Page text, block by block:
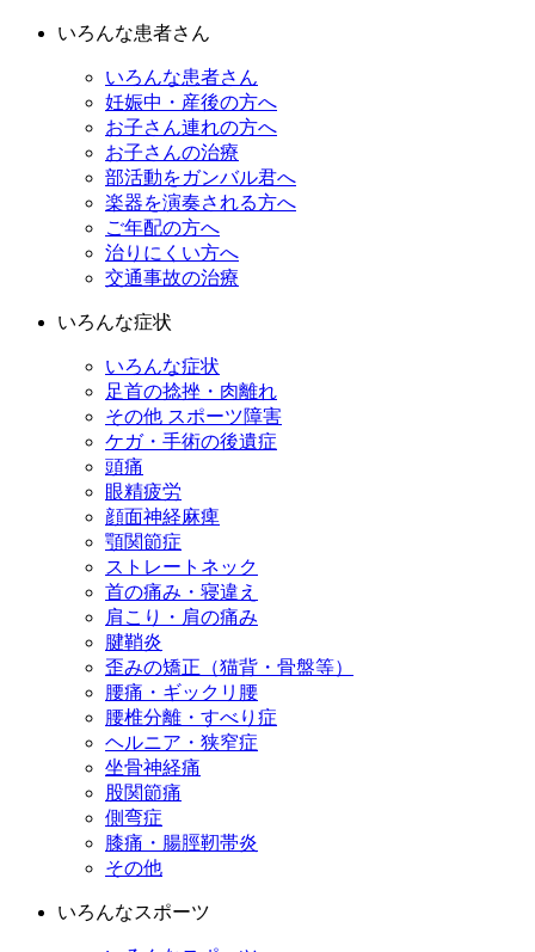
いろんな患者さん
いろんな患者さん
妊娠中・産後の方へ
お子さん連れの方へ
お子さんの治療
部活動をガンバル君へ
楽器を演奏される方へ
ご年配の方へ
治りにくい方へ
交通事故の治療
いろんな症状
いろんな症状
足首の捻挫・肉離れ
その他 スポーツ障害
ケガ・手術の後遺症
頭痛
眼精疲労
顔面神経麻痺
顎関節症
ストレートネック
首の痛み・寝違え
肩こり・肩の痛み
腱鞘炎
歪みの矯正（猫背・骨盤等）
腰痛・ギックリ腰
腰椎分離・すべり症
ヘルニア・狭窄症
坐骨神経痛
股関節痛
側弯症
膝痛・腸脛靭帯炎
その他
いろんなスポーツ